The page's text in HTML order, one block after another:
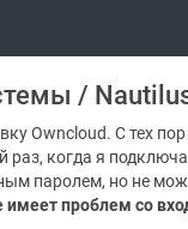
/
Owncloud. С тех
когда я
паролем, но не
имеет проблем со